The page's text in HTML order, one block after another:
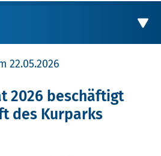
22.05.2026
2026 beschäftigt
des Kurparks